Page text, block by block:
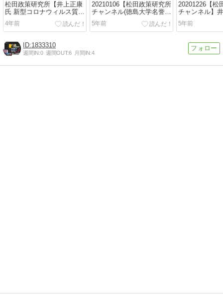
松田政策研究所【井上正康
氏 新型コロナウィルス質疑
応答】
4年前
20210106【松田政策研究所
チャンネル(徳島大学名誉教
授、大橋眞氏、免疫生物学
専攻)】
5年前
20201226【松
チャンネル】
5年前
1833310
週間IN:0 週間OUT:6 月間IN:4